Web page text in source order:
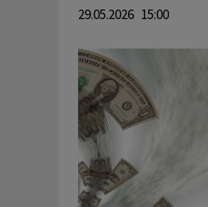
29.05.2026 15:00